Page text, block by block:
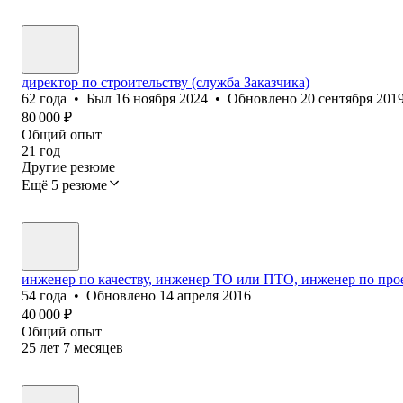
директор по строительству (служба Заказчика)
62 года • Был 16 ноября 2024 • Обновлено 20 сентября
80 000 ₽
Общий опыт
21 год
Другие резюме
Ещё 5 резюме
инженер по качеству, инженер ТО или ПТО, инженер по
54 года • Обновлено 14 апреля 2016
40 000 ₽
Общий опыт
25 лет 7 месяцев